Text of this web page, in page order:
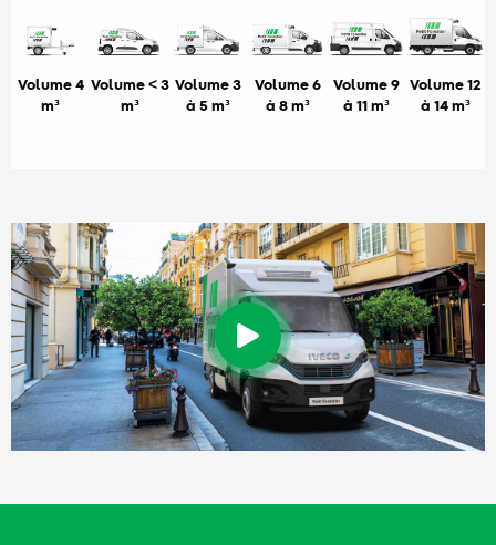
Volume 4
m³
Volume < 3
m³
Volume 3
à 5 m³
Volume 6
à 8 m³
Volume 9
à 11 m³
Volume 12
à 14 m³